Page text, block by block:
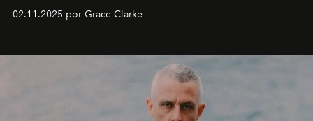
fechas en Norteamérica a partir de abril del próximo
02.11.2025 por Grace Clarke